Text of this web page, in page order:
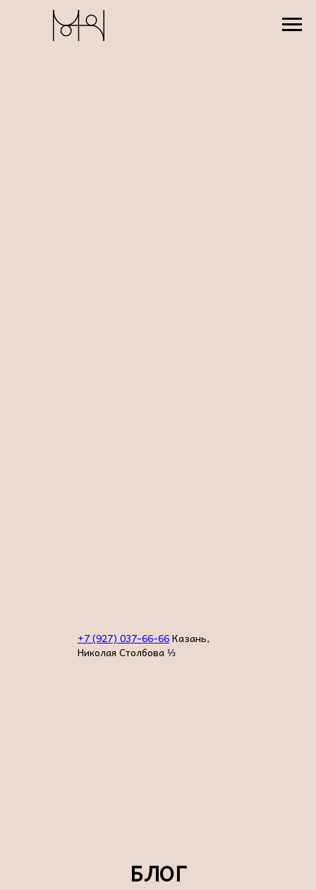
+7 (927) 037-66-66Казань,
Николая Столбова ⅓
БЛОГ